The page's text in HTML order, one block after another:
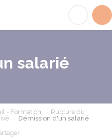
salarié
- Formation
Rupture du
Démission d'un salarié